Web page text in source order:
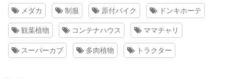
メダカ 制服 原付バイク ドンキホーテ
観葉植物 コンテナハウス ママチャリ
スーパーカブ 多肉植物 トラクター